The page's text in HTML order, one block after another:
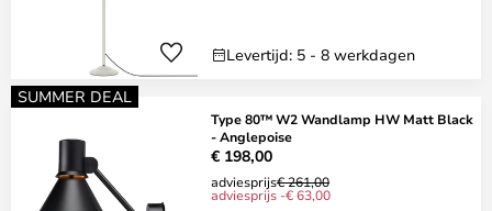
Levertijd: 5 - 8 werkdagen
SUMMER DEAL
Type 80™ W2 Wandlamp HW Matt Black
- Anglepoise
€ 198,00
adviesprijs€ 261,00
adviesprijs -€ 63,00